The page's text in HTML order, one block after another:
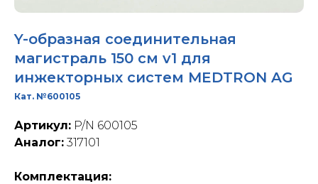
Y-образная соединительная
магистраль 150 см v1 для
инжекторных систем MEDTRON AG
Кат. №600105
Артикул: P/N 600105
Аналог: 317101
Комплектация: